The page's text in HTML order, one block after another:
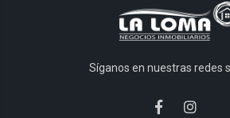
Síganos en nuestras redes